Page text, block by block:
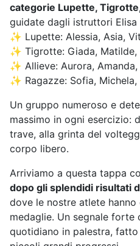
categorie Lupette,
guidate dagli istruttori Elisa
✨ Lupette: Alessia, Asia,
✨ Tigrotte: Giada, Matilde,
✨ Allieve: Aurora,
✨ Ragazze: Sofia, Michela,
Un gruppo numeroso e
massimo in ogni esercizio:
trave, alla grinta del
corpo libero.
Arriviamo a questa tappa
dopo gli splendidi risultati
dove le nostre atlete
medaglie. Un segnale forte
quotidiano in palestra,